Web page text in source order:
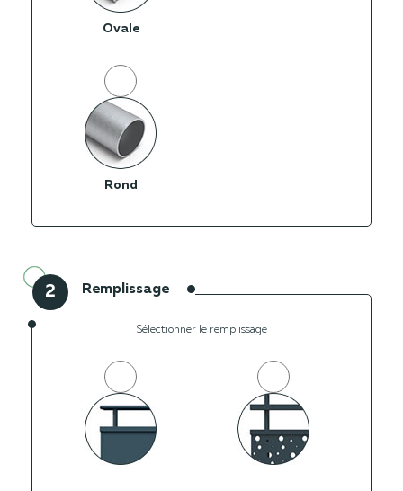
Ovale
Rond
2 Remplissage
Sélectionner le remplissage